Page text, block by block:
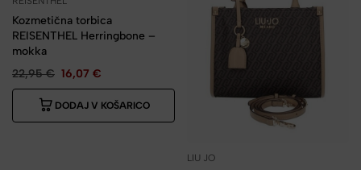
Kozmetična torbica
REISENTHEL Herringbone –
mokka
22,95€ 16,07 €
DODAJ V KOŠARICO
LIU JO